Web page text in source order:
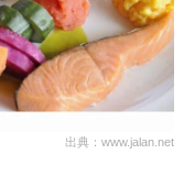
出典：www.jalan.net